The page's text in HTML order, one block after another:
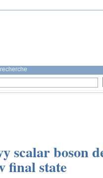
scalar boson
final state